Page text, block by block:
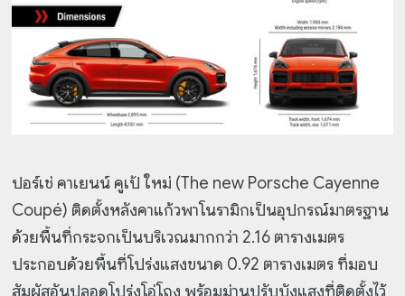
ปอร์เช่ คาเยนน์ คูเป้ ใหม่ (The new Porsche Cayenne
Coupé) ติดตั้งหลังคาแก้วพาโนรามิกเป็นอุปกรณ์มาตรฐาน
ด้วยพื้นที่กระจกเป็นบริเวณมากกว่า 2.16 ตารางเมตร
ประกอบด้วยพื้นที่โปร่งแสงขนาด 0.92 ตารางเมตร ที่มอบ
สัมผัสอันปลอดโปร่งโอ่โถง พร้อมม่านปรับบังแสงที่ติดตั้งไว้